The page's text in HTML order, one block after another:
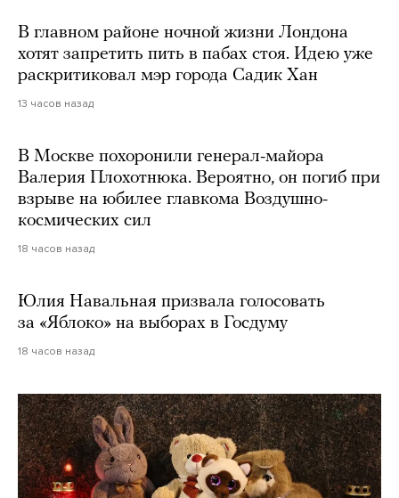
В главном районе ночной жизни Лондона
хотят запретить пить в пабах стоя. Идею уже
раскритиковал мэр города Садик Хан
13 часов назад
В Москве похоронили генерал-майора
Валерия Плохотнюка. Вероятно, он погиб при
взрыве на юбилее главкома Воздушно-
космических сил
18 часов назад
Юлия Навальная призвала голосовать
за «Яблоко» на выборах в Госдуму
18 часов назад